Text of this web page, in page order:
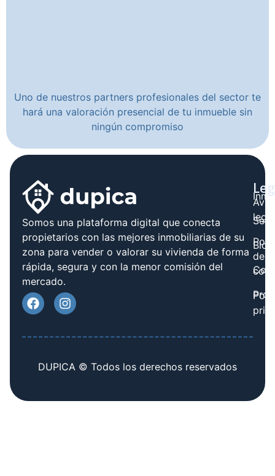
Uno de nuestros partners profesionales del sector te
hará una valoración presencial de tu inmueble sin
ningún compromiso
Somos una plataforma digital que conecta
propietarios con las mejores inmobiliarias de su
zona para vender o valorar su vivienda de forma
rápida, segura y con la menor comisión del
mercado.
Blog
legal
de
DUPICA © Todos los derechos reservados